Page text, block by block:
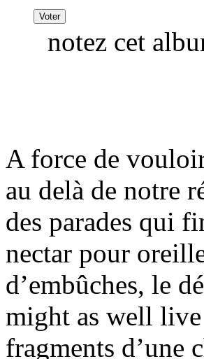
notez cet
A force de
au delà de notre
des parades qui
nectar pour
d’embûches, le
might as well
fragments d’une